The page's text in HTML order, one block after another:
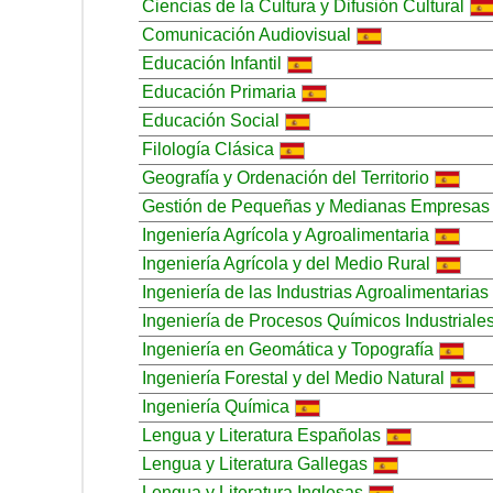
Ciencias de la Cultura y Difusión Cultural
Comunicación Audiovisual
Educación Infantil
Educación Primaria
Educación Social
Filología Clásica
Geografía y Ordenación del Territorio
Gestión de Pequeñas y Medianas Empresas
Ingeniería Agrícola y Agroalimentaria
Ingeniería Agrícola y del Medio Rural
Ingeniería de las Industrias Agroalimentarias
Ingeniería de Procesos Químicos
Ingeniería en Geomática y Topografía
Ingeniería Forestal y del Medio Natural
Ingeniería Química
Lengua y Literatura Españolas
Lengua y Literatura Gallegas